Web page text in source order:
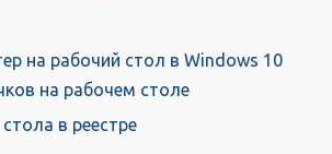
на рабочий стол в Windows 10
на рабочем столе
в реестре